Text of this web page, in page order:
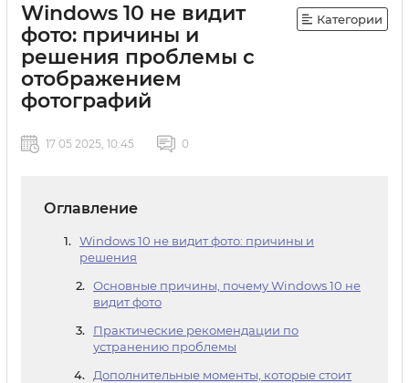
Windows 10 не видит
фото: причины и
решения проблемы с
отображением
фотографий
Категории
17 05 2025, 10:45 0
Оглавление
Windows 10 не видит фото: причины и
решения
Основные причины, почему Windows 10 не
видит фото
Практические рекомендации по
устранению проблемы
Дополнительные моменты, которые стоит